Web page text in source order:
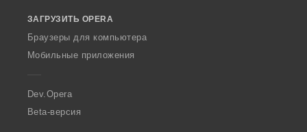
w
O
p
a
ЗАГРУЗИТЬ OPERA
Браузеры для компьютера
Мобильные приложения
Dev.Opera
Beta-версия